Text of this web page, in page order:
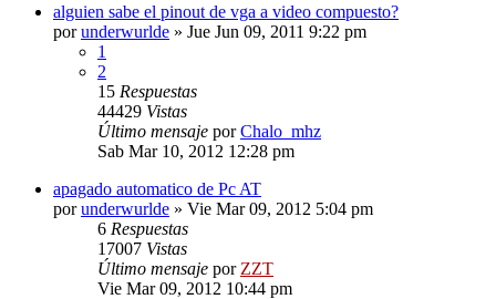
alguien sabe el pinout de vga a video compuesto?
porunderwurlde » Jue Jun 09, 2011 9:22 pm
1
2
15 Respuestas
44429 Vistas
Último mensaje porChalo_mhz
Sab Mar 10, 2012 12:28 pm
apagado automatico de Pc AT
porunderwurlde » Vie Mar 09, 2012 5:04 pm
6 Respuestas
17007 Vistas
Último mensaje por ZZT
Vie Mar 09, 2012 10:44 pm